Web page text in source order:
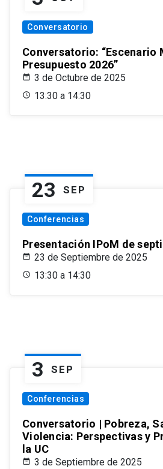
Conversatorio
Conversatorio: “Escenario
Presupuesto 2026”
3 de Octubre de 2025
13:30 a 14:30
23 SEP
Conferencias
Presentación IPoM de
23 de Septiembre de 2025
13:30 a 14:30
3 SEP
Conferencias
Conversatorio | Pobreza,
Violencia: Perspectivas y
la UC
3 de Septiembre de 2025